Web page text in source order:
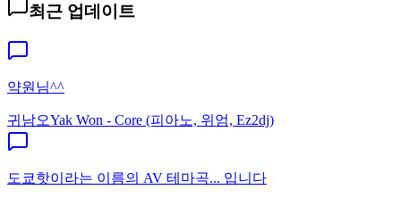
최근 업데이트
약원님^^
귀남오Yak Won - Core (피아노, 위엄, Ez2dj)
도쿄핫이라는 이름의 AV 테마곡... 입니다